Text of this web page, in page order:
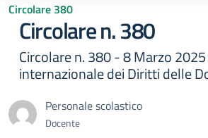
Circolare 380
Circolare n. 380
Circolare n. 380 - 8 Marzo
internazionale dei Diritti delle
Personale scolastico
Docente